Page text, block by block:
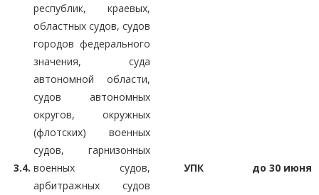
3.4.
республик, краевых,
областных судов, судов
городов федерального
значения, суда
автономной области,
судов автономных
округов, окружных
(флотских) военных
судов, гарнизонных
военных судов,
арбитражных судов
УПК до 30 июня